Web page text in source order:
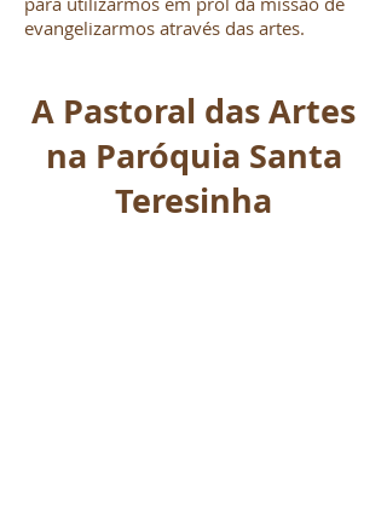
evangelizarmos através das artes.
A Pastoral das Artes
na Paróquia Santa
Teresinha